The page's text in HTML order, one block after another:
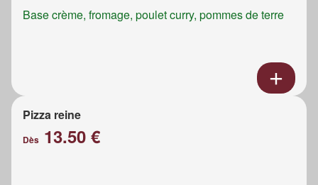
Base crème, fromage, poulet curry, pommes de terre
Pizza reine
Dès 13.50 €